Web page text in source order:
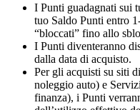
I Punti guadagnati sui
tuo Saldo Punti entro
“bloccati” fino allo
I Punti diventeranno
dalla data di acquisto.
Per gli acquisti su siti
noleggio auto) e
finanza), i Punti